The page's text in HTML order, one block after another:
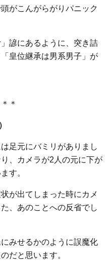
がこんがらがりパニック
諺にあるように、突き詰
皇位継承は男系男子」が
＊
足元にバミリがありまし
、カメラが2人の元に下が
す。
が出てしまった時にカメ
、あのことへの反省でし
みせるかのように誤魔化
だと思います。